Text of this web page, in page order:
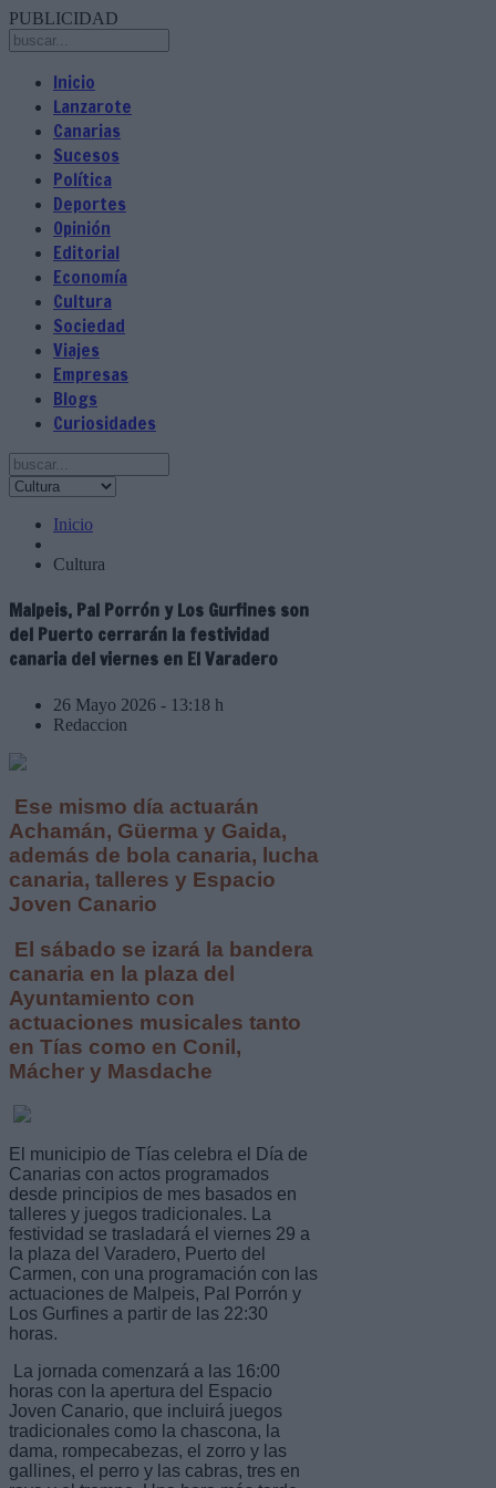
PUBLICIDAD
Inicio
Lanzarote
Canarias
Sucesos
Política
Deportes
Opinión
Editorial
Economía
Cultura
Sociedad
Viajes
Empresas
Blogs
Curiosidades
Inicio
Cultura
Malpeis, Pal Porrón y Los Gurfines son
del Puerto cerrarán la festividad
canaria del viernes en El Varadero
26 Mayo 2026 - 13:18 h
Redaccion
Ese mismo día actuarán
Achamán, Güerma y Gaida,
además de bola canaria, lucha
canaria, talleres y Espacio
Joven Canario
El sábado se izará la bandera
canaria en la plaza del
Ayuntamiento con
actuaciones musicales tanto
en Tías como en Conil,
Mácher y Masdache
El municipio de Tías celebra el Día de
Canarias con actos programados
desde principios de mes basados en
talleres y juegos tradicionales. La
festividad se trasladará el viernes 29 a
la plaza del Varadero, Puerto del
Carmen, con una programación con las
actuaciones de Malpeis, Pal Porrón y
Los Gurfines a partir de las 22:30
horas.
La jornada comenzará a las 16:00
horas con la apertura del Espacio
Joven Canario, que incluirá juegos
tradicionales como la chascona, la
dama, rompecabezas, el zorro y las
gallines, el perro y las cabras, tres en